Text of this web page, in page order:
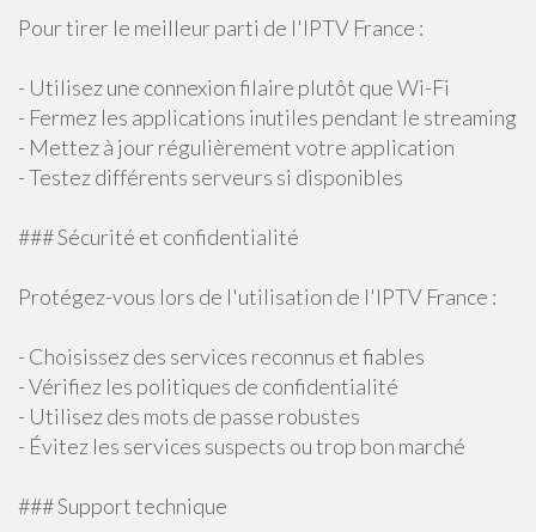
Pour tirer le meilleur parti de l'IPTV France :
- Utilisez une connexion filaire plutôt que Wi-Fi
- Fermez les applications inutiles pendant le streaming
- Mettez à jour régulièrement votre application
- Testez différents serveurs si disponibles
### Sécurité et confidentialité
Protégez-vous lors de l'utilisation de l'IPTV France :
- Choisissez des services reconnus et fiables
- Vérifiez les politiques de confidentialité
- Utilisez des mots de passe robustes
- Évitez les services suspects ou trop bon marché
### Support technique